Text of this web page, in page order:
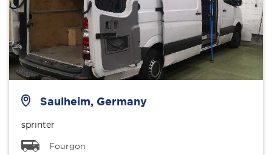
Saulheim, Germany
sprinter
Fourgon